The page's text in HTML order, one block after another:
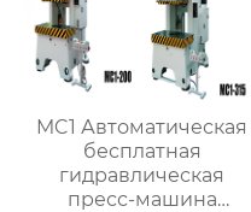
MC1 Автоматическая
бесплатная
гидравлическая
пресс-машина